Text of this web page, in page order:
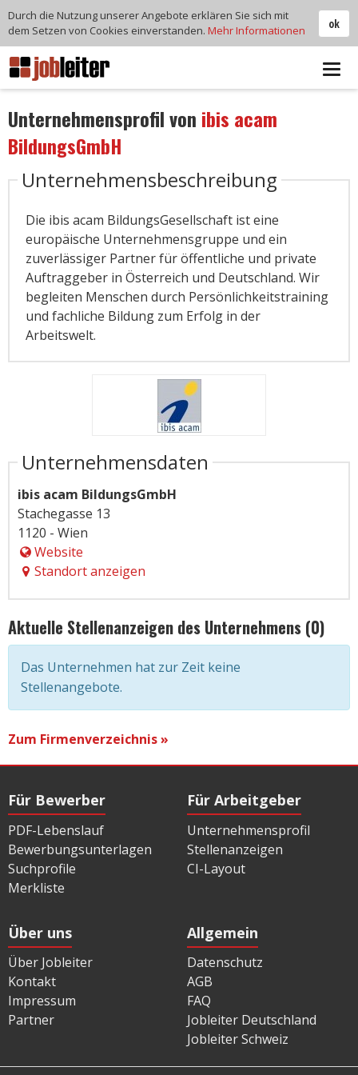
Unternehmensprofil von ibis acam
BildungsGmbH
Unternehmensbeschreibung
Die ibis acam BildungsGesellschaft ist eine
europäische Unternehmensgruppe und ein
zuverlässiger Partner für öffentliche und private
Auftraggeber in Österreich und Deutschland. Wir
begleiten Menschen durch Persönlichkeitstraining
und fachliche Bildung zum Erfolg in der
Arbeitswelt.
Unternehmensdaten
ibis acam BildungsGmbH
Stachegasse 13
1120 - Wien
Website
Standort anzeigen
Aktuelle Stellenanzeigen des Unternehmens (0)
Das Unternehmen hat zur Zeit keine
Stellenangebote.
Zum Firmenverzeichnis »
Für Bewerber
PDF-Lebenslauf
Bewerbungsunterlagen
Suchprofile
Merkliste
Für Arbeitgeber
Unternehmensprofil
Stellenanzeigen
CI-Layout
Über uns
Über Jobleiter
Kontakt
Impressum
Partner
Allgemein
Datenschutz
AGB
FAQ
Jobleiter Deutschland
Jobleiter Schweiz
ok
Durch die Nutzung unserer Angebote erklären Sie sich mit
dem Setzen von Cookies einverstanden. Mehr Informationen